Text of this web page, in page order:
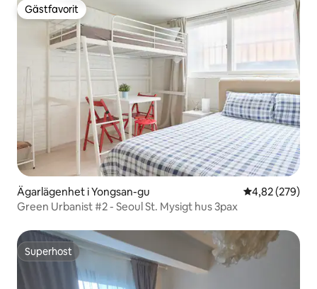
Gästfavorit
Gästfavorit
Ägarlägenhet i Yongsan-gu 4,82 av 5 i
4,82 (279)
Green Urbanist #2 - Seoul St. Mysigt hus 3pax
Superhost
Superhost